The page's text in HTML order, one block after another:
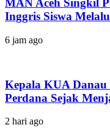
MAN Aceh Singkil
Inggris Siswa
6 jam ago
Kepala KUA
Perdana Sejak
2 hari ago